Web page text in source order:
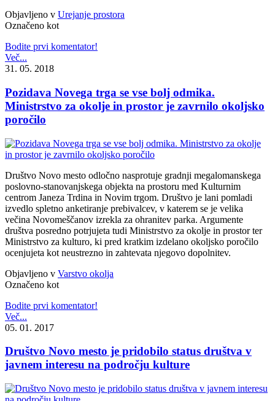
Objavljeno v Urejanje prostora
Označeno kot
Bodite prvi komentator!
Več...
31. 05. 2018
Pozidava Novega trga se vse bolj odmika.
Ministrstvo za okolje in prostor je zavrnilo okoljsko
poročilo
Društvo Novo mesto odločno nasprotuje gradnji megalomanskega
poslovno-stanovanjskega objekta na prostoru med Kulturnim
centrom Janeza Trdina in Novim trgom. Društvo je lani pomladi
izvedlo spletno anketiranje prebivalcev, v katerem se je velika
večina Novomeščanov izrekla za ohranitev parka. Argumente
društva posredno potrjujeta tudi Ministrstvo za okolje in prostor ter
Ministrstvo za kulturo, ki pred kratkim izdelano okoljsko poročilo
ocenjujeta kot neustrezno in zahtevata njegovo dopolnitev.
Objavljeno v Varstvo okolja
Označeno kot
Bodite prvi komentator!
Več...
05. 01. 2017
Društvo Novo mesto je pridobilo status društva v
javnem interesu na področju kulture